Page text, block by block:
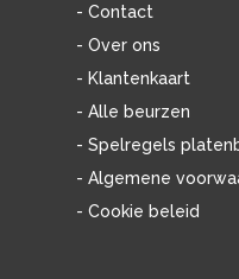
- Contact
- Over ons
- Klantenkaart
- Alle beurzen
- Spelregels
- Algemene
- Cookie beleid